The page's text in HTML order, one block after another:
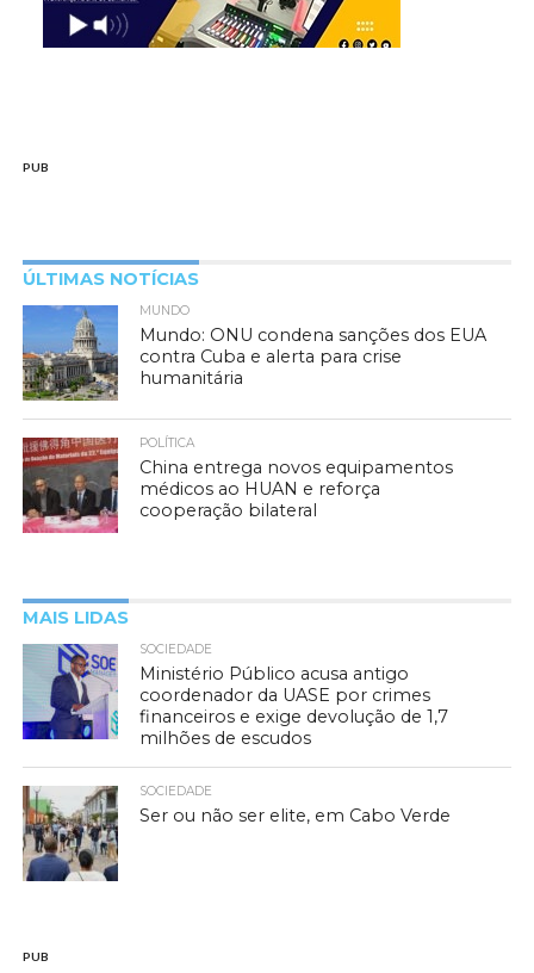
PUB
ÚLTIMAS NOTÍCIAS
MUNDO
Mundo: ONU condena sanções dos EUA
contra Cuba e alerta para crise
humanitária
POLÍTICA
China entrega novos equipamentos
médicos ao HUAN e reforça
cooperação bilateral
MAIS LIDAS
SOCIEDADE
Ministério Público acusa antigo
coordenador da UASE por crimes
financeiros e exige devolução de 1,7
milhões de escudos
SOCIEDADE
Ser ou não ser elite, em Cabo Verde
PUB